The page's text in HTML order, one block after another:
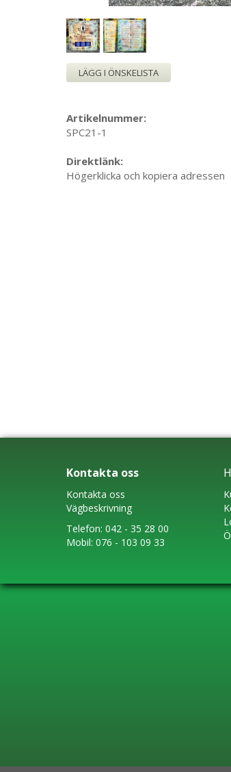
LÄGG I ÖNSKELISTA
Artikelnummer:
SPC21-1
Direktlänk:
Högerklicka och kopiera adressen
Kontakta oss
Kontakta oss
Vägbeskrivning
Telefon: 042 - 35 28 00
Mobil: 076 - 103 09 33